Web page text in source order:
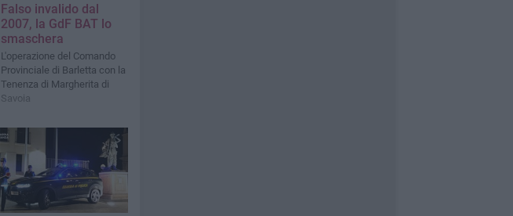
Falso invalido dal
2007, la GdF BAT lo
smaschera
L'operazione del Comando
Provinciale di Barletta con la
Tenenza di Margherita di
Savoia